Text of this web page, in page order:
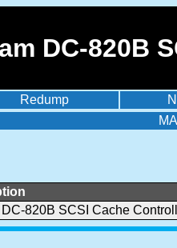
DC-820B
Redump
DC-820B SCSI Cache